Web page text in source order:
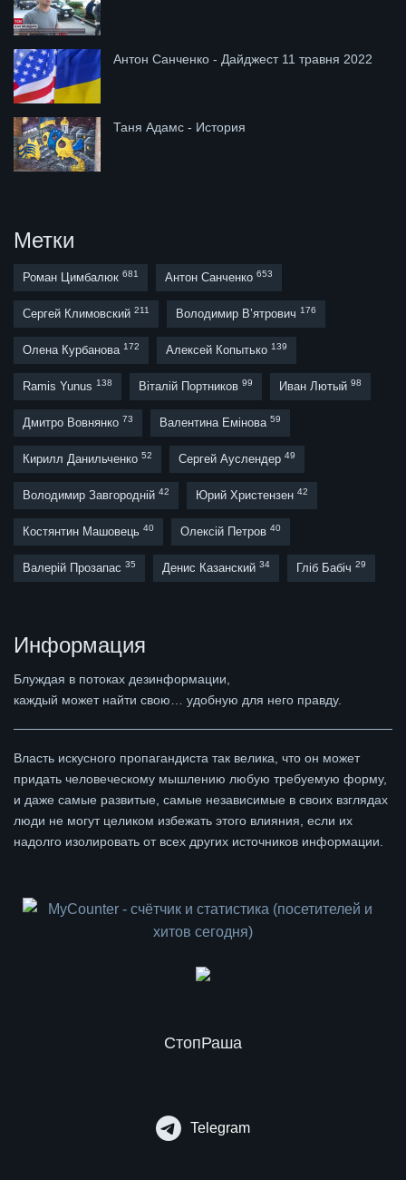
Антон Санченко - Дайджест 11 травня 2022
Таня Адамс - История
Метки
Роман Цимбалюк 681 Антон Санченко 653
Сергей Климовский 211 Володимир В’ятрович 176
Олена Курбанова 172 Алексей Копытько 139
Ramis Yunus 138 Віталій Портников 99 Иван Лютый 98
Дмитро Вовнянко 73 Валентина Емінова 59
Кирилл Данильченко 52 Сергей Ауслендер 49
Володимир Завгородній 42 Юрий Христензен 42
Костянтин Машовець 40 Олексій Петров 40
Валерій Прозапас 35 Денис Казанский 34 Гліб Бабіч 29
Информация
Блуждая в потоках дезинформации,
каждый может найти свою… удобную для него правду.
Власть искусного пропагандиста так велика, что он может
придать человеческому мышлению любую требуемую форму,
и даже самые развитые, самые независимые в своих взглядах
люди не могут целиком избежать этого влияния, если их
надолго изолировать от всех других источников информации.
СтопРаша
Telegram